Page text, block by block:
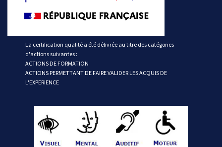
La certification qualité a été délivrée au titre des catégories
d'actions suivantes :
ACTIONS DE FORMATION
ACTIONS PERMETTANT DE FAIRE VALIDER LES ACQUIS DE
L'EXPERIENCE